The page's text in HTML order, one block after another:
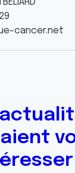
cancer.net